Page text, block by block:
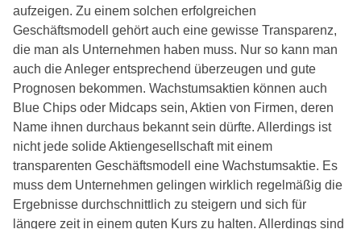
aufzeigen. Zu einem solchen erfolgreichen
Geschäftsmodell gehört auch eine gewisse Transparenz,
die man als Unternehmen haben muss. Nur so kann man
auch die Anleger entsprechend überzeugen und gute
Prognosen bekommen. Wachstumsaktien können auch
Blue Chips oder Midcaps sein, Aktien von Firmen, deren
Name ihnen durchaus bekannt sein dürfte. Allerdings ist
nicht jede solide Aktiengesellschaft mit einem
transparenten Geschäftsmodell eine Wachstumsaktie. Es
muss dem Unternehmen gelingen wirklich regelmäßig die
Ergebnisse durchschnittlich zu steigern und sich für
längere zeit in einem guten Kurs zu halten. Allerdings sind